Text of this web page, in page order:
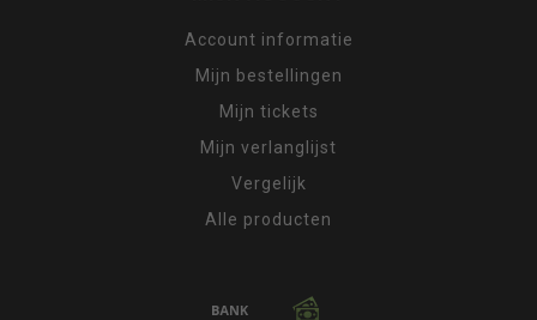
Account informatie
Mijn bestellingen
Mijn tickets
Mijn verlanglijst
Vergelijk
Alle producten